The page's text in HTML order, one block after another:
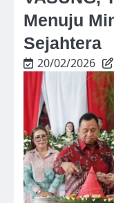
Menuju
Sejahtera
20/02/2026